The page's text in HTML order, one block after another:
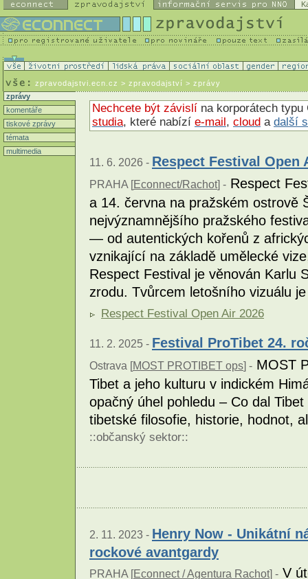
zpravodajstvi.ecn.cz > zpravodajství > zprávy
zprávy
komentáře
tiskové zprávy
témata
multimedia
Nechcete být závislí na korporátech
studia, které nabízí e-mail, cloud a další
11. 6. 2026 - Respect Festival Open
PRAHA [Econnect/Rachot] - Respect
a 14. června na pražském ostrově
nejvýznamnějšího pražského
— od autentických kořenů z
vznikající na základě umělecké
Respect Festival je věnován Karlu
zrodu. Tvůrcem letošního vizuálu
Respect Festival Open Air 2026
11. 2. 2025 - Festival ProTibet 24.
Ostrava [MOST PROTIBET ops] - MOST
Tibet a jeho kulturu v indickém
opačný úhel pohledu – Co dal
tibetské filosofie, historie, hodnot,
::občanský sektor::
2. 11. 2023 - Henry Now - Unikátní
rockové avantgardy
PRAHA [Econnect / Agentura Rachot] - V